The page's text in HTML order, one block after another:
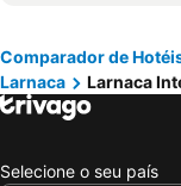
Sandy Beach Hotel
Leonardo Boutique
Hotel Opera
Tasucu Limani
Coral Bay Beach
Amathus
Comparador de
Larnaca
Larnaca
Selecione o seu país